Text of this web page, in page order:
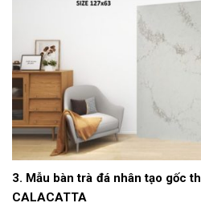
3. Mẫu bàn trà đá nhân tạo gốc
CALACATTA